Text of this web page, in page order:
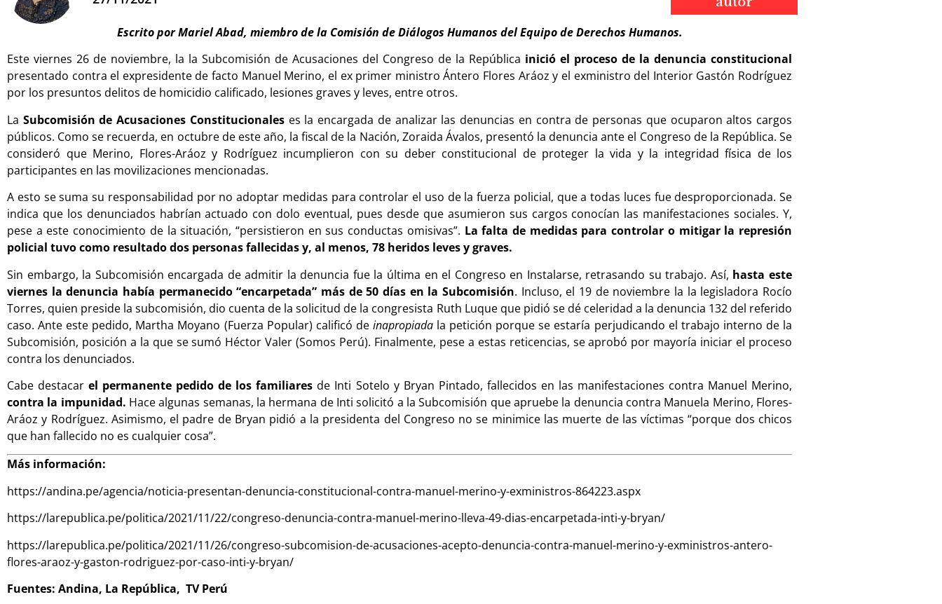
Escrito por Mariel Abad, miembro de la Comisión de Diálogos Humanos del Equipo de Derechos Humanos.
Este viernes 26 de noviembre, la la Subcomisión de Acusaciones del Congreso de la República inició el proceso de la denuncia constitucional
presentado contra el expresidente de facto Manuel Merino, el ex primer ministro Ántero Flores Aráoz y el exministro del Interior Gastón Rodríguez
por los presuntos delitos de homicidio calificado, lesiones graves y leves, entre otros.
La Subcomisión de Acusaciones Constitucionaleses la encargada de analizar las denuncias en contra de personas que ocuparon altos cargos
públicos. Como se recuerda, en octubre de este año, la fiscal de la Nación, Zoraida Ávalos, presentó la denuncia ante el Congreso de la República. Se
consideró que Merino, Flores-Aráoz y Rodríguez incumplieron con su deber constitucional de proteger la vida y la integridad física de los
participantes en las movilizaciones mencionadas.
A esto se suma su responsabilidad por no adoptar medidas para controlar el uso de la fuerza policial, que a todas luces fue desproporcionada. Se
indica que los denunciados habrían actuado con dolo eventual, pues desde que asumieron sus cargos conocían las manifestaciones sociales. Y,
pese a este conocimiento de la situación, “persistieron en sus conductas omisivas”. La falta de medidas para controlar o mitigar la represión
policial tuvo como resultado dos personas fallecidas y, al menos, 78 heridos leves y graves.
Sin embargo, la Subcomisión encargada de admitir la denuncia fue la última en el Congreso en Instalarse, retrasando su trabajo. Así, hasta este
viernes la denuncia había permanecido “encarpetada” más de 50 días en la Subcomisión. Incluso, el 19 de noviembre la la legisladora Rocío
Torres, quien preside la subcomisión, dio cuenta de la solicitud de la congresista Ruth Luque que pidió se dé celeridad a la denuncia 132 del referido
caso. Ante este pedido, Martha Moyano (Fuerza Popular) calificó de inapropiadala petición porque se estaría perjudicando el trabajo interno de la
Subcomisión, posición a la que se sumó Héctor Valer (Somos Perú). Finalmente, pese a estas reticencias, se aprobó por mayoría iniciar el proceso
contra los denunciados.
Cabe destacarel permanente pedido de los familiares de Inti Sotelo y Bryan Pintado, fallecidos en las manifestaciones contra Manuel Merino,
contra la impunidad. Hace algunas semanas, la hermana de Inti solicitó a la Subcomisión que apruebe la denuncia contra Manuela Merino, Flores-
Aráoz y Rodríguez. Asimismo, el padre de Bryan pidió a la presidenta del Congreso no se minimice las muerte de las víctimas “porque dos chicos
que han fallecido no es cualquier cosa”.
Más información:
https://andina.pe/agencia/noticia-presentan-denuncia-constitucional-contra-manuel-merino-y-exministros-864223.aspx
https://larepublica.pe/politica/2021/11/22/congreso-denuncia-contra-manuel-merino-lleva-49-dias-encarpetada-inti-y-bryan/
https://larepublica.pe/politica/2021/11/26/congreso-subcomision-de-acusaciones-acepto-denuncia-contra-manuel-merino-y-exministros-antero-
flores-araoz-y-gaston-rodriguez-por-caso-inti-y-bryan/
Fuentes: Andina, La República, TV Perú